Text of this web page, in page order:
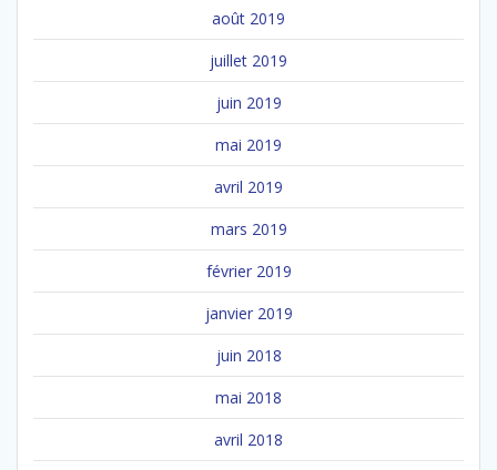
août 2019
juillet 2019
juin 2019
mai 2019
avril 2019
mars 2019
février 2019
janvier 2019
juin 2018
mai 2018
avril 2018